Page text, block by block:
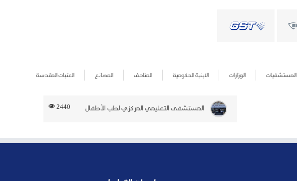
العتبات المقدسة المصانع المتاحف الابنية الحكومية الوزارات المستشفيات
2440 المستشفى التعليمي المركزي لطب الأطفال